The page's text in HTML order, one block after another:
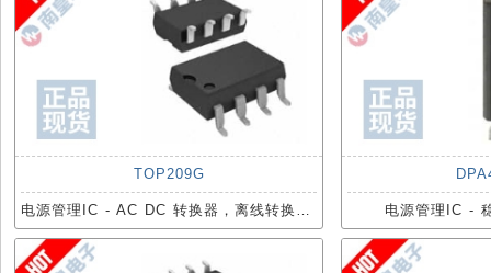
TOP209G
电源管理IC - AC DC 转换器，离线转换开关 电源管理IC -